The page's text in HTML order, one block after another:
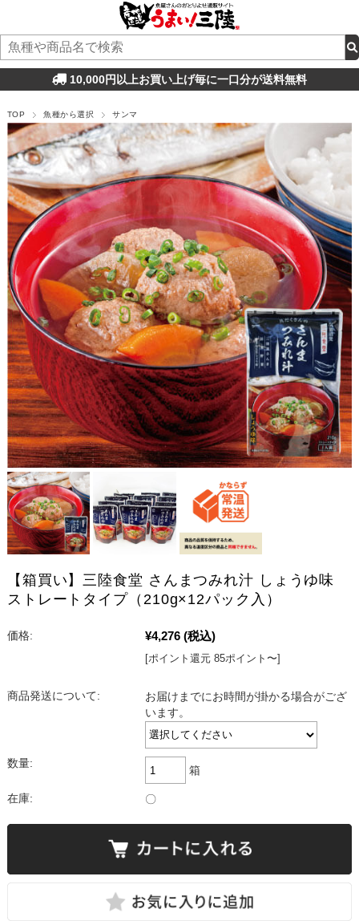
10,000円以上お買い上げ毎に一口分が送料無料
TOP 魚種から選択 サンマ
【箱買い】三陸食堂 さんまつみれ汁 しょうゆ味
ストレートタイプ（210g×12パック入）
価格: ¥4,276 (税込)
[ポイント還元 85ポイント〜]
商品発送について:
お届けまでにお時間が掛かる場合がござ
います。
数量:
箱
在庫: 〇